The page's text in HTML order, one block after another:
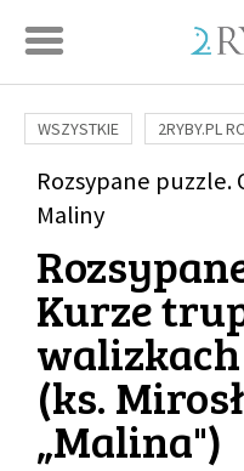
WSZYSTKIE 2RYBY.PL
SAME DOBRE WIADOMOŚCI
SZTUKA ŻYCIA
BUDOWANIE WIĘZI
KOBIETA MĘŻCZYZNA
KULTURA ŚWIĘCI
Rozsypane puzzle.
Maliny
Kurze
walizkach
(ks.
„Malina")